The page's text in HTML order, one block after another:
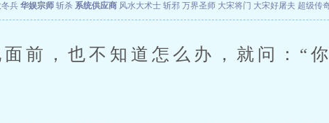
兵 华娱宗师 斩杀 系统供应商 风水大术士 斩邪 万界圣师 大宋将门 大宋好屠夫 超级传
前，也不知道怎么办，就问：“你